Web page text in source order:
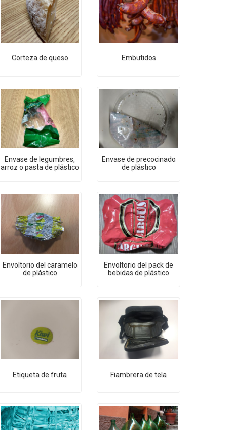
Corteza de queso Embutidos
Envase de legumbres,
arroz o pasta de plástico
Envase de precocinado
de plástico
Envoltorio del caramelo
de plástico
Envoltorio del pack de
bebidas de plástico
Etiqueta de fruta Fiambrera de tela